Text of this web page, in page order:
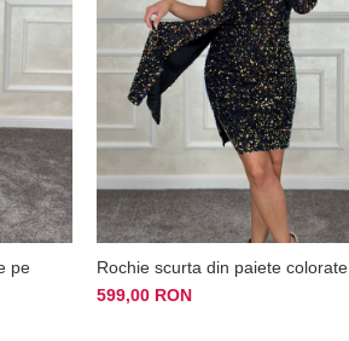
pe
Rochie scurta din paiete colorate
599,00 RON